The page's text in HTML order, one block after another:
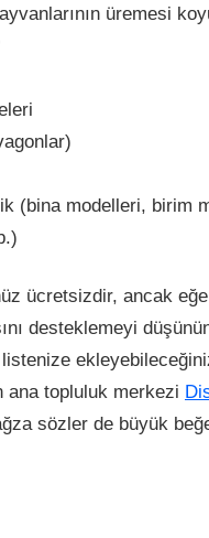
üremesi
(bina modelleri, birim
ücretsizdir, ancak
desteklemeyi
topluluk merkezi
sözler de büyük